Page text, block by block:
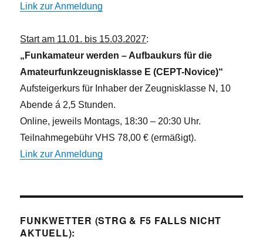
Link zur Anmeldung
Start am 11.01. bis 15.03.2027:
„Funkamateur werden – Aufbaukurs für die
Amateurfunkzeugnisklasse E (CEPT-Novice)“
Aufsteigerkurs für Inhaber der Zeugnisklasse N, 10
Abende á 2,5 Stunden.
Online, jeweils Montags, 18:30 – 20:30 Uhr.
Teilnahmegebühr VHS 78,00 € (ermäßigt).
Link zur Anmeldung
FUNKWETTER (STRG & F5 FALLS NICHT
AKTUELL):